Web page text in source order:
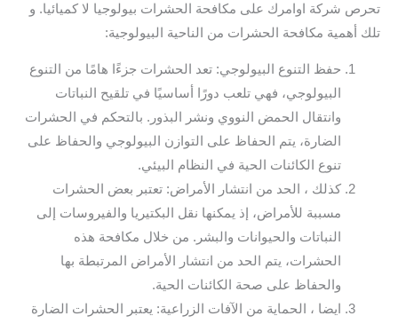
تحرص شركة اوامرك على مكافحة الحشرات بيولوجيا لا كميائيا. و
تلك أهمية مكافحة الحشرات من الناحية البيولوجية:
حفظ التنوع البيولوجي: تعد الحشرات جزءًا هامًا من التنوع
البيولوجي، فهي تلعب دورًا أساسيًا في تلقيح النباتات
وانتقال الحمض النووي ونشر البذور. بالتحكم في الحشرات
الضارة، يتم الحفاظ على التوازن البيولوجي والحفاظ على
تنوع الكائنات الحية في النظام البيئي.
كذلك ، الحد من انتشار الأمراض: تعتبر بعض الحشرات
مسببة للأمراض، إذ يمكنها نقل البكتيريا والفيروسات إلى
النباتات والحيوانات والبشر. من خلال مكافحة هذه
الحشرات، يتم الحد من انتشار الأمراض المرتبطة بها
والحفاظ على صحة الكائنات الحية.
ايضا ، الحماية من الآفات الزراعية: يعتبر الحشرات الضارة